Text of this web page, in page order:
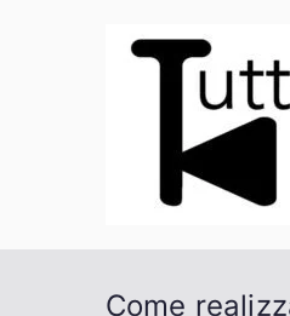
Come